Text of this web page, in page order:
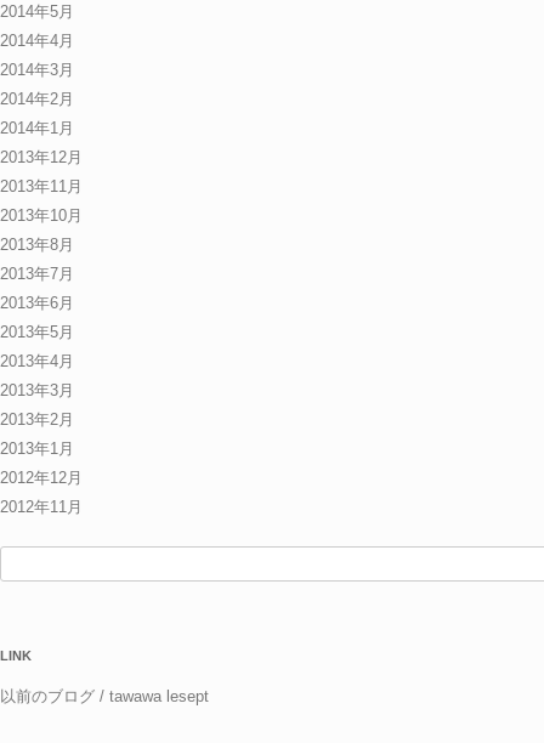
2014年5月
2014年4月
2014年3月
2014年2月
2014年1月
2013年12月
2013年11月
2013年10月
2013年8月
2013年7月
2013年6月
2013年5月
2013年4月
2013年3月
2013年2月
2013年1月
2012年12月
2012年11月
LINK
以前のブログ / tawawa lesept